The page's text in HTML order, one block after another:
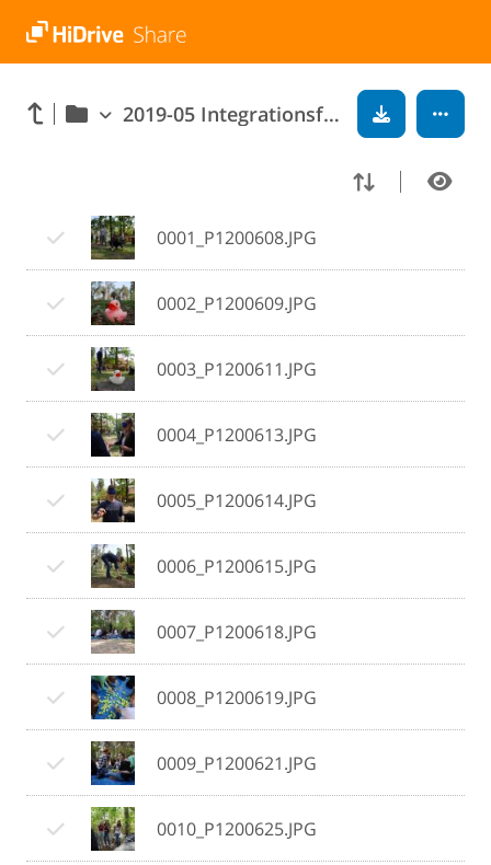
2019-05 Integrationsfahrt des zehnten Jahrgangs nach Hankensbüttel
0001_P1200608.JPG
0002_P1200609.JPG
0003_P1200611.JPG
0004_P1200613.JPG
0005_P1200614.JPG
0006_P1200615.JPG
0007_P1200618.JPG
0008_P1200619.JPG
0009_P1200621.JPG
0010_P1200625.JPG